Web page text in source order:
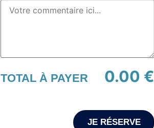
TOTAL À PAYER 0.00 €
JE RÉSERVE